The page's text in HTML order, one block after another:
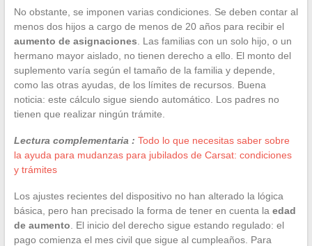
No obstante, se imponen varias condiciones. Se deben contar al
menos dos hijos a cargo de menos de 20 años para recibir el
aumento de asignaciones . Las familias con un solo hijo, o un
hermano mayor aislado, no tienen derecho a ello. El monto del
suplemento varía según el tamaño de la familia y depende,
como las otras ayudas, de los límites de recursos. Buena
noticia: este cálculo sigue siendo automático. Los padres no
tienen que realizar ningún trámite.
Lectura complementaria : Todo lo que necesitas saber sobre
la ayuda para mudanzas para jubilados de Carsat: condiciones
y trámites
Los ajustes recientes del dispositivo no han alterado la lógica
básica, pero han precisado la forma de tener en cuenta la edad
de aumento . El inicio del derecho sigue estando regulado: el
pago comienza el mes civil que sigue al cumpleaños. Para